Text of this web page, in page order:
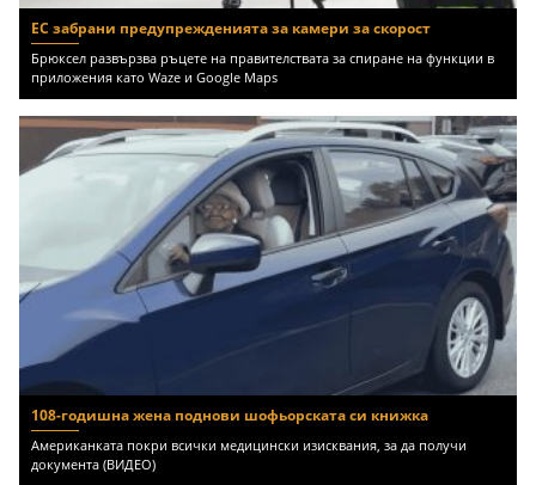
ЕС забрани предупрежденията за камери за скорост
Брюксел развързва ръцете на правителствата за спиране на функции в
приложения като Waze и Google Maps
108-годишна жена поднови шофьорската си книжка
Американката покри всички медицински изисквания, за да получи
документа (ВИДЕО)